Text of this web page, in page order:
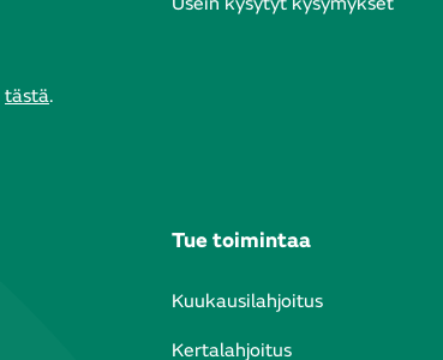
tästä.
Tue toimintaa
Kuukausilahjoitus
Kertalahjoitus